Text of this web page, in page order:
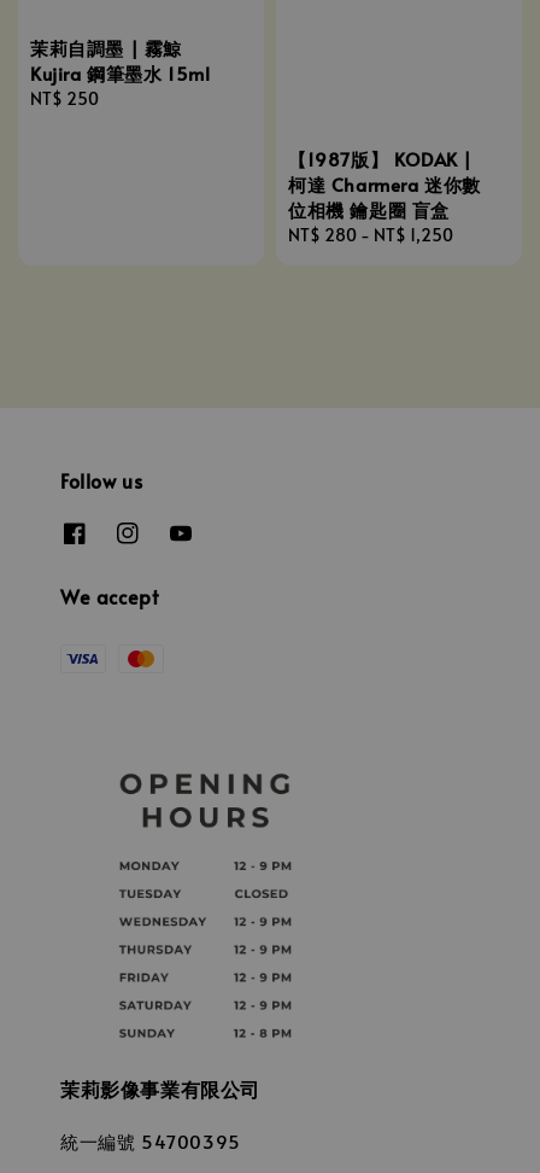
茉莉自調墨 | 霧鯨
Kujira 鋼筆墨水 15ml
Regular
NT$ 250
【1987版】 KODAK |
柯達 Charmera 迷你數
位相機 鑰匙圈 盲盒
Regular
NT$ 280 - NT$ 1,250
Follow us
We accept
茉莉影像事業有限公司
統一編號 54700395